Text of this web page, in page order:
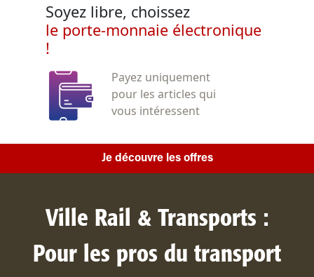
Soyez libre, choissez
le porte-monnaie électronique
!
Payez uniquement
pour les articles qui
vous intéressent
Je découvre les offres
Ville Rail & Transports :
Pour les pros du transport